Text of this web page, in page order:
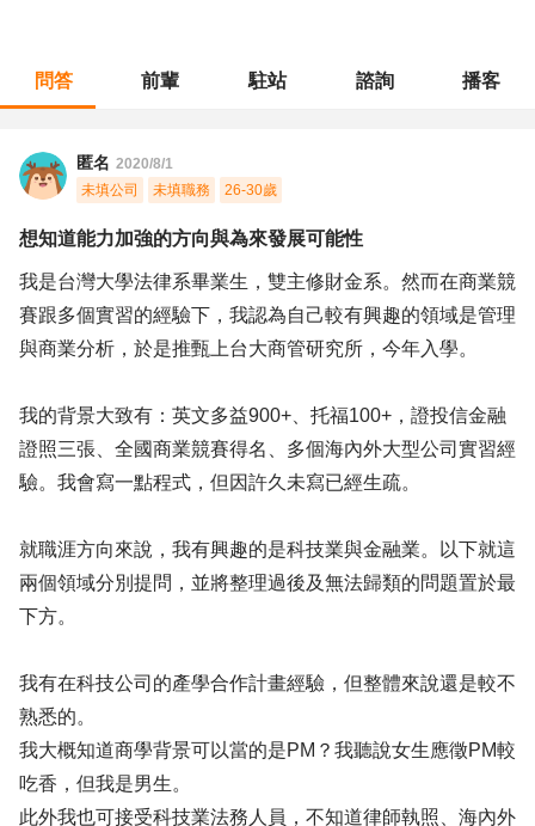
問答 前輩 駐站 諮詢 播客
匿名 2020/8/1
未填公司
未填職務 26-30歲
想知道能力加強的方向與為來發展可能性
我是台灣大學法律系畢業生，雙主修財金系。然而在商業競
賽跟多個實習的經驗下，我認為自己較有興趣的領域是管理
與商業分析，於是推甄上台大商管研究所，今年入學。
我的背景大致有：英文多益900+、托福100+，證投信金融
證照三張、全國商業競賽得名、多個海內外大型公司實習經
驗。我會寫一點程式，但因許久未寫已經生疏。
就職涯方向來說，我有興趣的是科技業與金融業。以下就這
兩個領域分別提問，並將整理過後及無法歸類的問題置於最
下方。
我有在科技公司的產學合作計畫經驗，但整體來說還是較不
熟悉的。
我大概知道商學背景可以當的是PM？我聽說女生應徵PM較
吃香，但我是男生。
此外我也可接受科技業法務人員，不知道律師執照、海內外